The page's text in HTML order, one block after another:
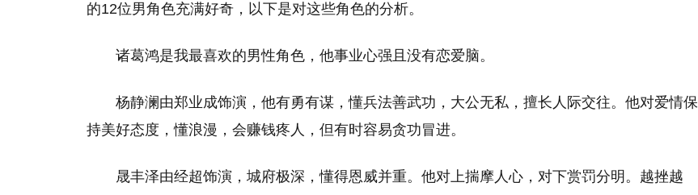
的12位男角色充满好奇，以下是对这些角色的分析。
诸葛鸿是我最喜欢的男性角色，他事业心强且没有恋爱脑。
杨静澜由郑业成饰演，他有勇有谋，懂兵法善武功，大公无私，擅长人际交往。他对爱情保
持美好态度，懂浪漫，会赚钱疼人，但有时容易贪功冒进。
晟丰泽由经超饰演，城府极深，懂得恩威并重。他对上揣摩人心，对下赏罚分明。越挫越